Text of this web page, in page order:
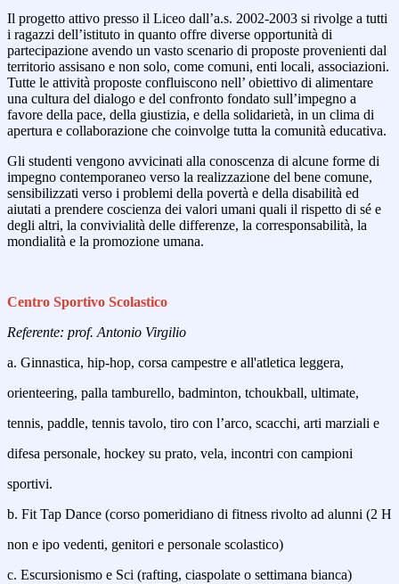
Il progetto attivo presso il Liceo dall’a.s. 2002-2003 si rivolge a tutti
i ragazzi dell’istituto in quanto offre diverse opportunità di
partecipazione avendo un vasto scenario di proposte provenienti dal
territorio assisano e non solo, come comuni, enti locali, associazioni.
Tutte le attività proposte confluiscono nell’ obiettivo di alimentare
una cultura del dialogo e del confronto fondato sull’impegno a
favore della pace, della giustizia, e della solidarietà, in un clima di
apertura e collaborazione che coinvolge tutta la comunità educativa.
Gli studenti vengono avvicinati alla conoscenza di alcune forme di
impegno contemporaneo verso la realizzazione del bene comune,
sensibilizzati verso i problemi della povertà e della disabilità ed
aiutati a prendere coscienza dei valori umani quali il rispetto di sé e
degli altri, la convivialità delle differenze, la corresponsabilità, la
mondialità e la promozione umana.
Centro Sportivo Scolastico
Referente: prof. Antonio Virgilio
a. Ginnastica, hip-hop, corsa campestre e all'atletica leggera,
orienteering, palla tamburello, badminton, tchoukball, ultimate,
tennis, paddle, tennis tavolo, tiro con l’arco, scacchi, arti marziali e
difesa personale, hockey su prato, vela, incontri con campioni
sportivi.
b. Fit Tap Dance (corso pomeridiano di fitness rivolto ad alunni (2 H
non e ipo vedenti, genitori e personale scolastico)
c. Escursionismo e Sci (rafting, ciaspolate o settimana bianca)